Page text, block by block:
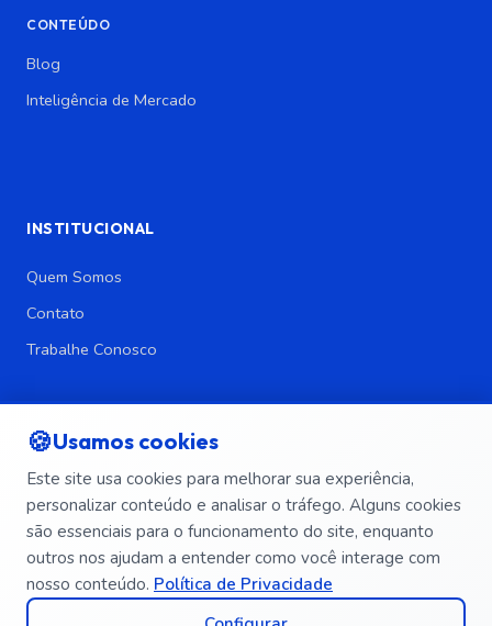
CONTEÚDO
Blog
Inteligência de Mercado
INSTITUCIONAL
Quem Somos
Contato
Trabalhe Conosco
LEGAL
Política de Privacidade
Política de Segurança da Informação
Termos e Condições
Exclusão de Dados
🍪Usamos cookies
Este site usa cookies para melhorar sua experiência,
personalizar conteúdo e analisar o tráfego. Alguns cookies
são essenciais para o funcionamento do site, enquanto
outros nos ajudam a entender como você interage com
nosso conteúdo. Política de Privacidade